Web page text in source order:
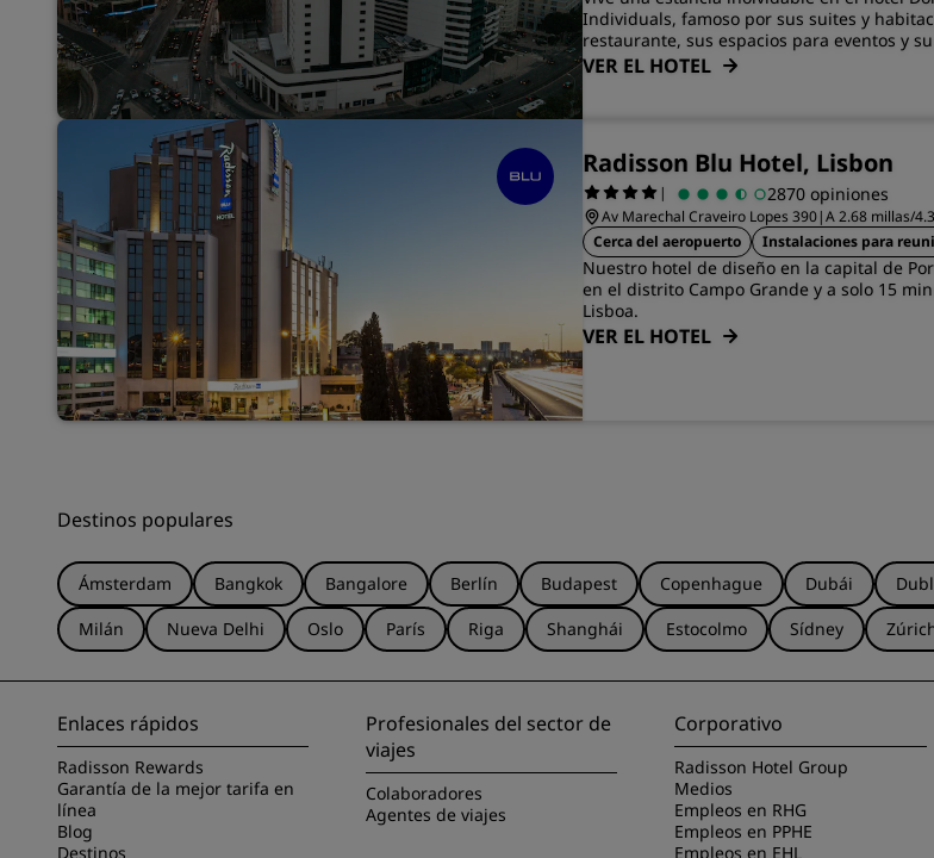
Individuals, famoso por sus suites y
restaurante, sus espacios para eventos y
VER EL HOTEL
Radisson Blu Hotel, Lisbon
| 2870 opiniones
Av Marechal Craveiro Lopes 390|A 2.68 millas/
Cerca del aeropuerto
Instalaciones para
Nuestro hotel de diseño en la capital de
en el distrito Campo Grande y a solo 15
Lisboa.
VER EL HOTEL
Destinos populares
Ámsterdam Bangkok Bangalore Berlín Budapest Copenhague Dubái
Milán
Nueva Delhi Oslo París Riga Shanghái Estocolmo Sídney
Enlaces rápidos
Radisson Rewards
Garantía de la mejor tarifa en
línea
Blog
Destinos
Profesionales del sector de
viajes
Colaboradores
Agentes de viajes
Corporativo
Radisson Hotel Group
Medios
Empleos en RHG
Empleos en PPHE
Empleos en EHL